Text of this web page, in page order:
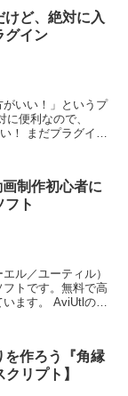
けど、絶対に入
グイン
いい！」というプ
便利なので、
！ まだプラグイン
制作初心者に
フト
ル／ユーティル）
トです。無料で高
ます。 AviUtlのイ
を作ろう『角縁
リプト】